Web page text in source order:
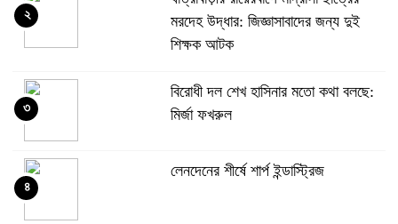
মরদেহ উদ্ধার: জিজ্ঞাসাবাদের জন্য দুই
শিক্ষক আটক
২
বিরোধী দল শেখ হাসিনার মতো কথা বলছে:
মির্জা ফখরুল
৩
লেনদেনের শীর্ষে শার্প ইন্ডাস্ট্রিজ
৪